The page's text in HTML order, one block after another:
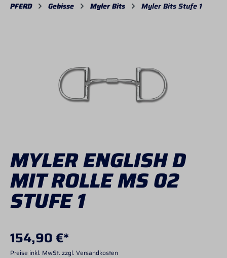
PFERD Gebisse Myler Bits Myler Bits Stufe 1
MYLER ENGLISH D
MIT ROLLE MS 02
STUFE 1
154,90 €*
Preise inkl. MwSt. zzgl. Versandkosten